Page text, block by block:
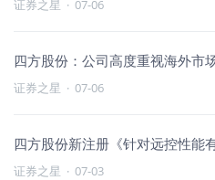
证券之星 · 07-06
四方股份：公司高度重视海外市
证券之星 · 07-06
四方股份新注册《针对远控性能
证券之星 · 07-03